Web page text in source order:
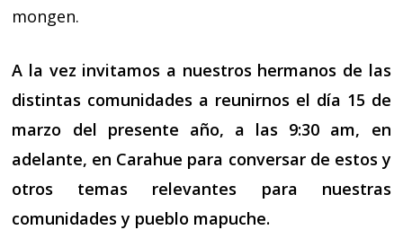
mongen.
A la vez invitamos a nuestros hermanos de las
distintas comunidades a reunirnos el día 15 de
marzo del presente año, a las 9:30 am, en
adelante, en Carahue para conversar de estos y
otros temas relevantes para nuestras
comunidades y pueblo mapuche.